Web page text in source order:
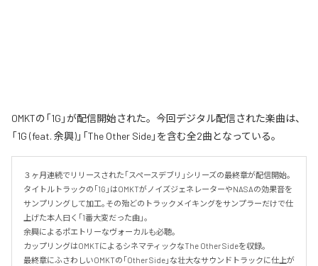
OMKTの「1G」が配信開始された。今回デジタル配信された楽曲は、
「1G (feat. 余興)」「The Other Side」を含む全2曲となっている。
３ヶ月連続でリリースされた｢スペースデブリ｣シリーズの最終章が配信開始｡
タイトルトラックの｢1G｣はOMKTがノイズジェネレーターやNASAの効果音を
サンプリングして加工｡その殆どのトラックメイキングをサンプラーだけで仕
上げた本人曰く｢1番大変だった曲｣。
余興によるポエトリーなヴォーカルも必聴｡
カップリングはOMKTによるシネマティックなThe Other Sideを収録｡
最終章にふさわしいOMKTの｢Other Side｣な壮大なサウンドトラックに仕上が